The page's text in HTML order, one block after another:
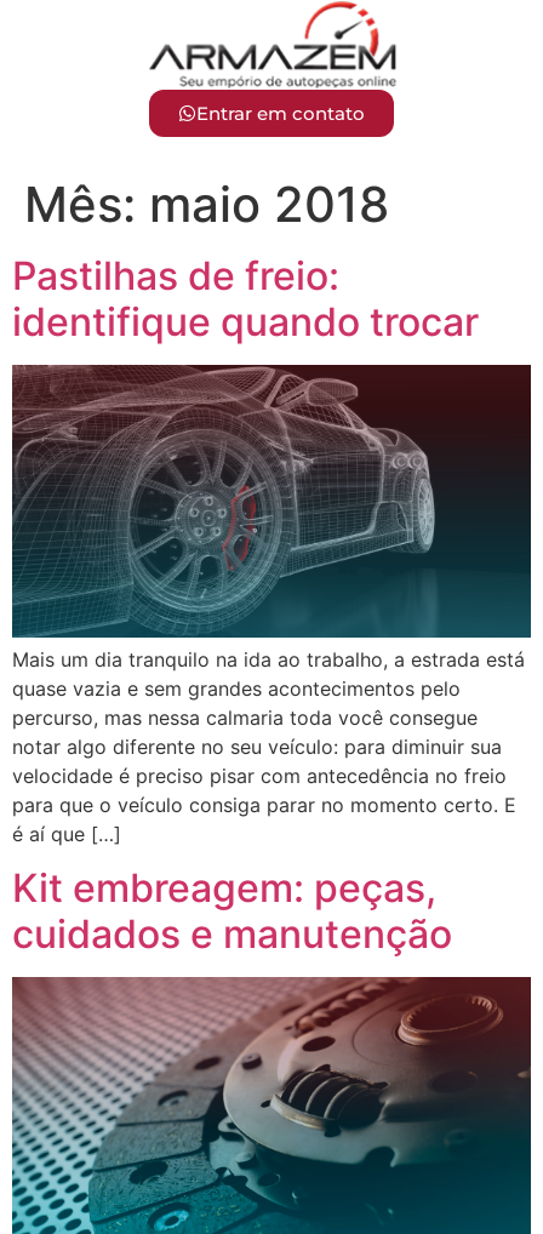
Entrar em contato
Mês: maio 2018
Pastilhas de freio:
identifique quando trocar
Mais um dia tranquilo na ida ao trabalho, a estrada está
quase vazia e sem grandes acontecimentos pelo
percurso, mas nessa calmaria toda você consegue
notar algo diferente no seu veículo: para diminuir sua
velocidade é preciso pisar com antecedência no freio
para que o veículo consiga parar no momento certo. E
é aí que […]
Kit embreagem: peças,
cuidados e manutenção